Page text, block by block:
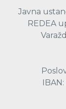
Javna
REDEA